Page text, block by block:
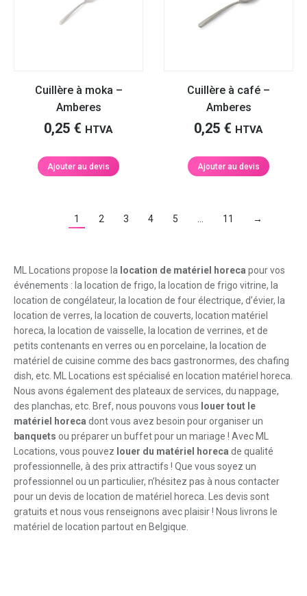
ML Locations propose la location de matériel horeca pour vos
événements : la location de frigo, la location de frigo vitrine, la
location de congélateur, la location de four électrique, d’évier, la
location de verres, la location de couverts, location matériel
horeca, la location de vaisselle, la location de verrines, et de
petits contenants en verres ou en porcelaine, la location de
matériel de cuisine comme des bacs gastronormes, des chafing
dish, etc. ML Locations est spécialisé en location matériel horeca.
Nous avons également des plateaux de services, du nappage,
des planchas, etc. Bref, nous pouvons vous louer tout le
matériel horeca dont vous avez besoin pour organiser un
banquets ou préparer un buffet pour un mariage ! Avec ML
Locations, vous pouvez louer du matériel horeca de qualité
professionnelle, à des prix attractifs ! Que vous soyez un
professionnel ou un particulier, n’hésitez pas à nous contacter
pour un devis de location de matériel horeca. Les devis sont
gratuits et nous vous renseignons avec plaisir ! Nous livrons le
matériel de location partout en Belgique.
Cuillère à moka –
Amberes
0,25 € HTVA
Ajouter au devis
Cuillère à café –
Amberes
0,25 € HTVA
Ajouter au devis
1 2 3 4 5 11 →